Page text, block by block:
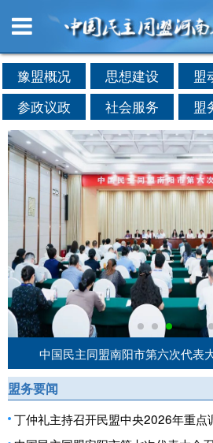
豫盟概况 思想建设 盟
参政议政
社会服务 盟
中国民主同盟南阳市第六次代表
盟务要闻
丁仲礼主持召开民盟中央2026年重点